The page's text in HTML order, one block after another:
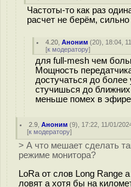
Частоты-то как раз
расчет не берём,
4.20 ,Аноним (20), 18:04,
[к модератору]
для full-mesh чем
Мощность
достучаться до более
стучишься до
меньше помех в
2.9 ,Аноним (9), 17:22, 11/01/
[к модератору]
> А что мешает сделать
режиме монитора?
LoRa от слов Long Range
ловят а хотя бы на